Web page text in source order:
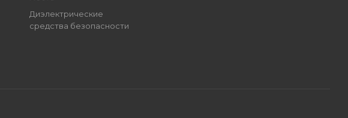
Диэлектрические
средства безопасности